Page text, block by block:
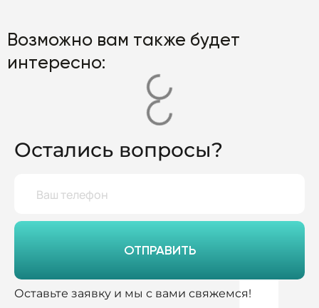
Возможно вам также будет
интересно:
Остались вопросы?
ОТПРАВИТЬ
Оставьте заявку и мы с вами свяжемся!